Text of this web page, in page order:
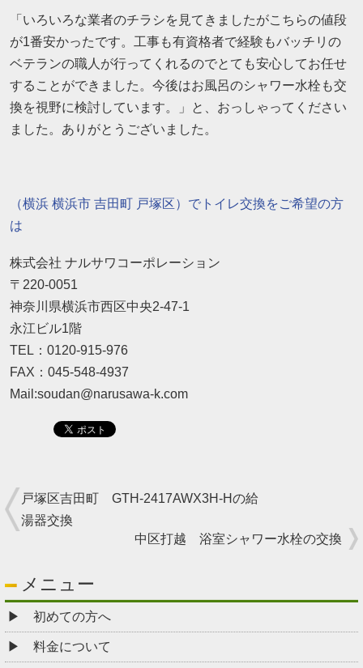
「いろいろな業者のチラシを見てきましたがこちらの値段
が1番安かったです。工事も有資格者で経験もバッチリの
ベテランの職人が行ってくれるのでとても安心してお任せ
することができました。今後はお風呂のシャワー水栓も交
換を視野に検討しています。」と、おっしゃってください
ました。ありがとうございました。
（横浜 横浜市 吉田町 戸塚区）でトイレ交換をご希望の方
は
株式会社 ナルサワコーポレーション
〒220-0051
神奈川県横浜市西区中央2-47-1
永江ビル1階
TEL：0120-915-976
FAX：045-548-4937
Mail:soudan@narusawa-k.com
戸塚区吉田町 GTH-2417AWX3H-Hの給
湯器交換
中区打越 浴室シャワー水栓の交換
メニュー
初めての方へ
料金について